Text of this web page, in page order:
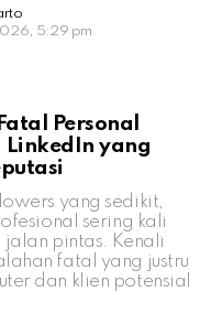
5:29 pm
Personal
LinkedIn yang
yang sedikit,
sering kali
jalan pintas. Kenali
fatal yang justru
dan klien potensial